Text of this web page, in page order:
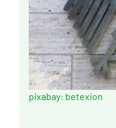
pixabay: betexion